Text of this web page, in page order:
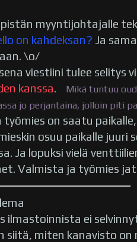
pistän myyntijohtajalle
on kahdeksan? Ja
\o/
viestiini tulee selitys
kanssa.
Mikä tuntuu
jo perjantaina, jolloin piti
työmies on saatu
osuu paikalle juuri
Ja lopuksi vielä
Valmista ja työmies
ilmastoinnista ei
siitä, miten kanavisto